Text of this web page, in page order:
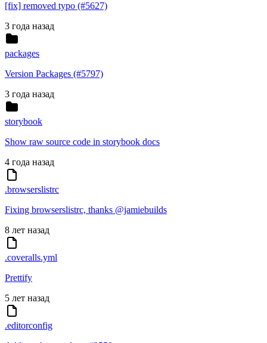
[fix] removed typo (#5627)
3 года назад
packages
Version Packages (#5797)
3 года назад
storybook
Show raw source code in storybook docs
4 года назад
.browserslistrc
Fixing browserslistrc, thanks @jamiebuilds
8 лет назад
.coveralls.yml
Prettify
5 лет назад
.editorconfig